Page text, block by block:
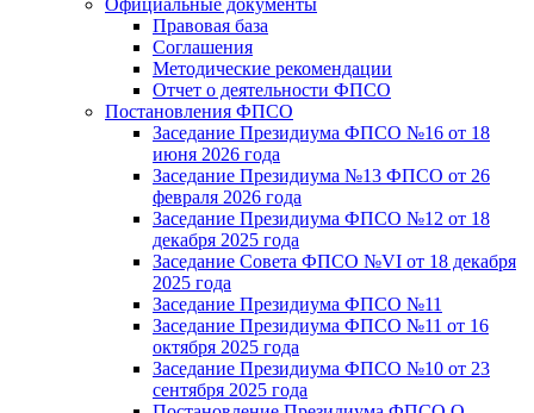
Правовая база
Соглашения
Методические рекомендации
Отчет о деятельности ФПСО
Постановления ФПСО
Заседание Президиума ФПСО №16 от 18
июня 2026 года
Заседание Президиума №13 ФПСО от 26
февраля 2026 года
Заседание Президиума ФПСО №12 от 18
декабря 2025 года
Заседание Совета ФПСО №VI от 18 декабря
2025 года
Заседание Президиума ФПСО №11
Заседание Президиума ФПСО №11 от 16
октября 2025 года
Заседание Президиума ФПСО №10 от 23
сентября 2025 года